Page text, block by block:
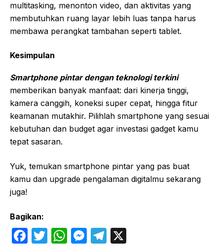
multitasking, menonton video, dan aktivitas yang
membutuhkan ruang layar lebih luas tanpa harus
membawa perangkat tambahan seperti tablet.
Kesimpulan
Smartphone pintar dengan teknologi terkini
memberikan banyak manfaat: dari kinerja tinggi,
kamera canggih, koneksi super cepat, hingga fitur
keamanan mutakhir. Pilihlah smartphone yang sesuai
kebutuhan dan budget agar investasi gadget kamu
tepat sasaran.
Yuk, temukan smartphone pintar yang pas buat
kamu dan upgrade pengalaman digitalmu sekarang
juga!
Bagikan:
F
T
W M T